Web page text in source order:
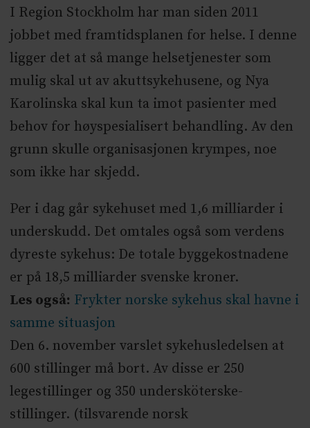
I Region Stockholm har man siden 2011
jobbet med framtidsplanen for helse. I denne
ligger det at så mange helsetjenester som
mulig skal ut av akuttsykehusene, og Nya
Karolinska skal kun ta imot pasienter med
behov for høyspesialisert behandling. Av den
grunn skulle organisasjonen krympes, noe
som ikke har skjedd.
Per i dag går sykehuset med 1,6 milliarder i
underskudd. Det omtales også som verdens
dyreste sykehus: De totale byggekostnadene
er på 18,5 milliarder svenske kroner.
Les også: Frykter norske sykehus skal havne i
samme situasjon
Den 6. november varslet sykehusledelsen at
600 stillinger må bort. Av disse er 250
legestillinger og 350 undersköterske-
stillinger. (tilsvarende norsk